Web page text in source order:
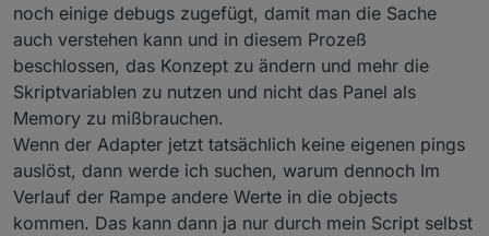
noch einige debugs zugefügt, damit man die Sache
auch verstehen kann und in diesem Prozeß
beschlossen, das Konzept zu ändern und mehr die
Skriptvariablen zu nutzen und nicht das Panel als
Memory zu mißbrauchen.
Wenn der Adapter jetzt tatsächlich keine eigenen pings
auslöst, dann werde ich suchen, warum dennoch Im
Verlauf der Rampe andere Werte in die objects
kommen. Das kann dann ja nur durch mein Script selbst